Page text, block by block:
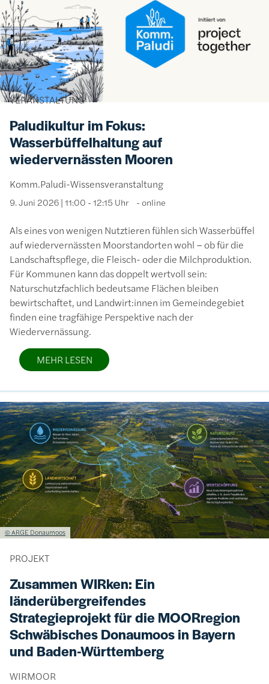
VERANSTALTUNG
Paludikultur im Fokus:
Wasserbüffelhaltung auf
wiedervernässten Mooren
Komm.Paludi-Wissensveranstaltung
9. Juni 2026 | 11:00 - 12:15 Uhr online
Als eines von wenigen Nutztieren fühlen sich Wasserbüffel
auf wiedervernässten Moorstandorten wohl – ob für die
Landschaftspflege, die Fleisch- oder die Milchproduktion.
Für Kommunen kann das doppelt wertvoll sein:
Naturschutzfachlich bedeutsame Flächen bleiben
bewirtschaftet, und Landwirt:innen im Gemeindegebiet
finden eine tragfähige Perspektive nach der
Wiedervernässung.
MEHR LESEN
Bild
Lizenzinformationen einschließlich Urheberrecht
© ARGE Donaumoos
PROJEKT
Zusammen WIRken: Ein
länderübergreifendes
Strategieprojekt für die MOORregion
Schwäbisches Donaumoos in Bayern
und Baden-Württemberg
WIRMOOR